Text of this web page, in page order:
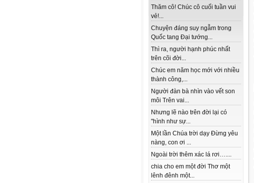
Thăm cô! Chúc cô cuối tuần vui
vẻ!...
Chuyện đáng suy ngẫm trong
Quốc tang Đại tướng...
Thì ra, người hạnh phúc nhất
trên cõi đời...
Chúc em năm học mới với nhiều
thành công,...
Người đàn bà nhìn vào vết son
môi Trên vai...
Nhưng lẽ nào trên đời lại có
"hình như sự...
Một lần Chúa trời dạy Đừng yêu
nàng, con ơi ...
Ngoài trời thêm xác lá rơi…....
chia cho em một đời Thơ một
lênh đênh một...